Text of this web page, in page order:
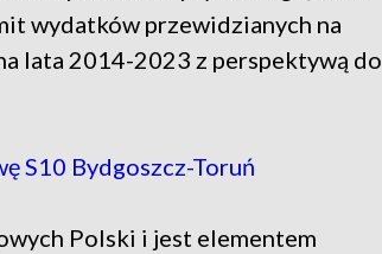
wydatków przewidzianych na
lata 2014-2023 z perspektywą do
S10 Bydgoszcz-Toruń
Polski i jest elementem